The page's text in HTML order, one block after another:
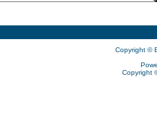
Copyright ©
Copyright